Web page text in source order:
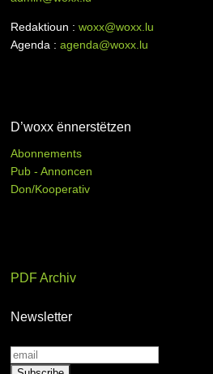
Redaktioun :woxx@woxx.lu
Agenda :agenda@woxx.lu
D’woxx ënnerstëtzen
Abonnements
Pub - Annoncen
Don/Kooperativ
PDF Archiv
Newsletter